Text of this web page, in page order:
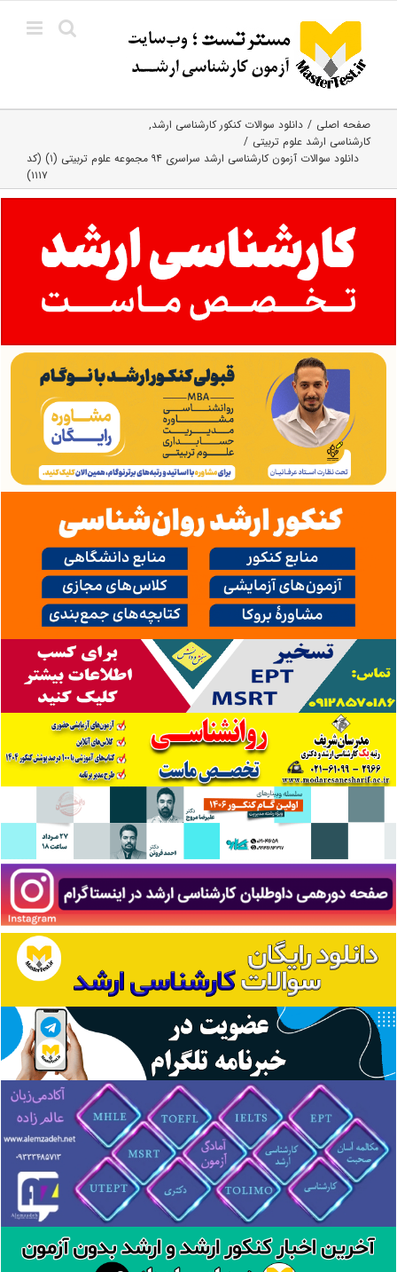
content
صفحه اصلی
دانلود سوالات کنکور کارشناسی ارشد
کارشناسی ارشد علوم تربیتی
دانلود سوالات آزمون کارشناسی ارشد سراسری ۹۴ مجموعه علوم تربیتی (۱) (کد
۱۱۱۷)